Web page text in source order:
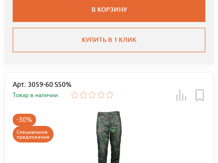
В КОРЗИНУ
КУПИТЬ В 1 КЛИК
Арт.: 3059-60 S50%
Товар в наличии
-30%
Специальное
предложение